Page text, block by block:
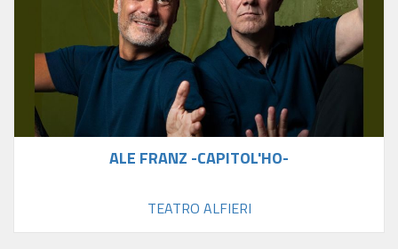
ALE FRANZ -CAPITOL'HO-
TEATRO ALFIERI